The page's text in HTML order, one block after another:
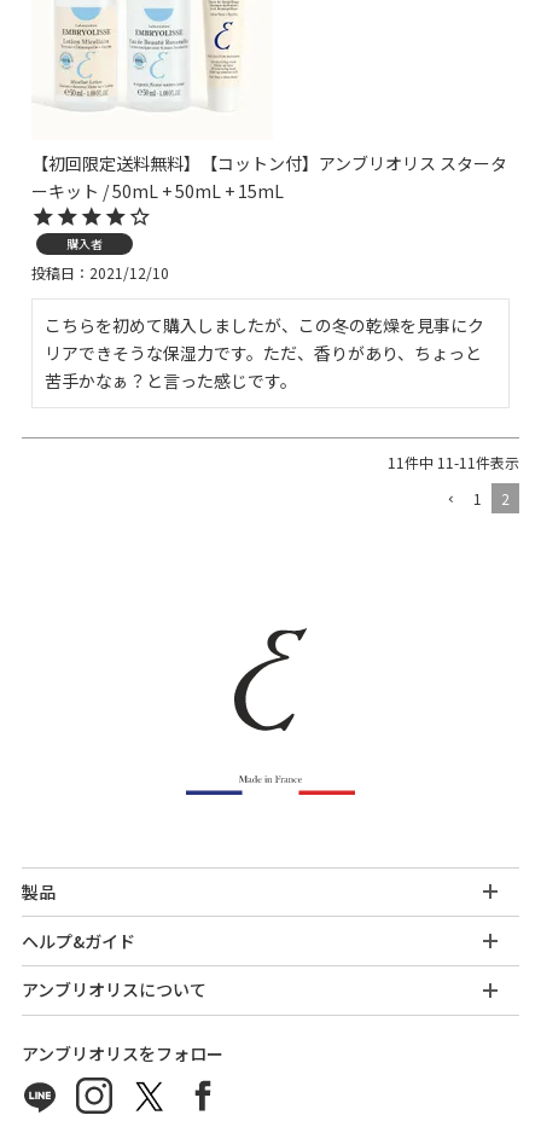
【初回限定送料無料】【コットン付】アンブリオリス スタータ
ーキット / 50mL + 50mL + 15mL
購入者
投稿日 2021/12/10
こちらを初めて購入しましたが、この冬の乾燥を見事にク
リアできそうな保湿力です。ただ、香りがあり、ちょっと
苦手かなぁ？と言った感じです。
11件中 11-11件表示
1
2
製品
ヘルプ&ガイド
アンブリオリスについて
アンブリオリスをフォロー